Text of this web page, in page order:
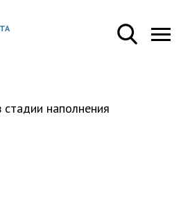
наполнения